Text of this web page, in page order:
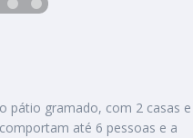
pátio gramado, com 2 casas e
até 6 pessoas e a